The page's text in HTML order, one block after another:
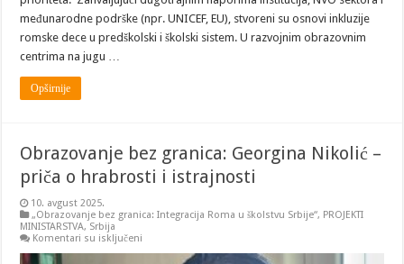
međunarodne podrške (npr. UNICEF, EU), stvoreni su osnovi inkluzije
romske dece u predškolski i školski sistem. U razvojnim obrazovnim
centrima na jugu …
Opširnije
Obrazovanje bez granica: Georgina Nikolić –
priča o hrabrosti i istrajnosti
10. avgust 2025.
„Obrazovanje bez granica: Integracija Roma u školstvu Srbije“, PROJEKTI
MINISTARSTVA, Srbija
Komentari su isključeni